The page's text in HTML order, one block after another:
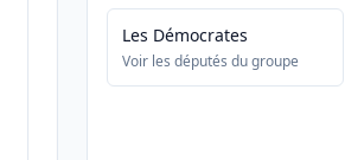
Les Démocrates
Voir les députés du groupe